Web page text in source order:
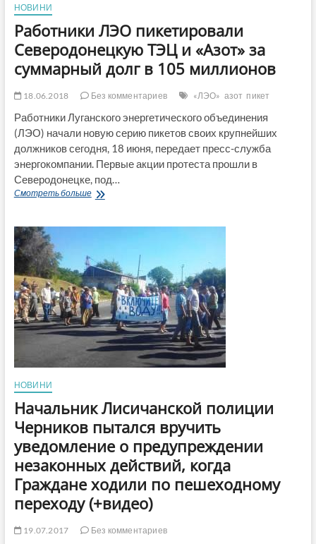
Радой
отдать
зарплату
не
шахты
(Видео)
НОВИНИ
Работники ЛЭО пикетировали
Северодонецкую ТЭЦ и «Азот» за
суммарный долг в 105 миллионов
18.06.2018 Без комментариев «ЛЭО» азот пикет
Работники Луганского энергетического объединения
(ЛЭО) начали новую серию пикетов своих крупнейших
должников сегодня, 18 июня, передает пресс-служба
энергокомпании. Первые акции протеста прошли в
Северодонецке, под…
Смотреть большеРаботники
Северодонецкую
и
«Азот»
за
суммарный
долг
в
105
миллионов
НОВИНИ
Начальник Лисичанской полиции
Черников пытался вручить
уведомление о предупреждении
незаконных действий, когда
Граждане ходили по пешеходному
переходу (+видео)
19.07.2017
Без комментариев